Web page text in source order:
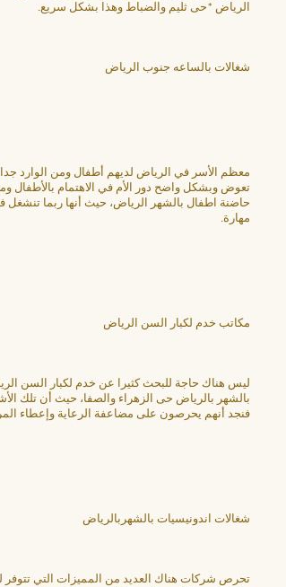
الرياض *حى ثليم والضباط وهذا بشكل سريع.
شغالات بالساعه جنوب الرياض
معظم الأسر في الرياض لديهم أطفال ومن الوارد جدا
تعوض وبشكل واضح دور الأم في الاهتمام بالأطفال
حاضنة اطفال بالشهر الرياض، حيث أنها ربما تنشغل
مهارة.
مكاتب خدم لكبار السن الرياض
ليس هناك حاجة للبحث كثيرا عن خدم لكبار السن
بالشهر بالرياض حى الزهراء والصفا، حيث أن تلك
فنجد أنهم يحرصون على مضاعفة الرعاية وإعطاء
شغالات اندونيسيات بالشهربالرياض
تحرص شركات هناك العديد من المميزات التي تتوفر